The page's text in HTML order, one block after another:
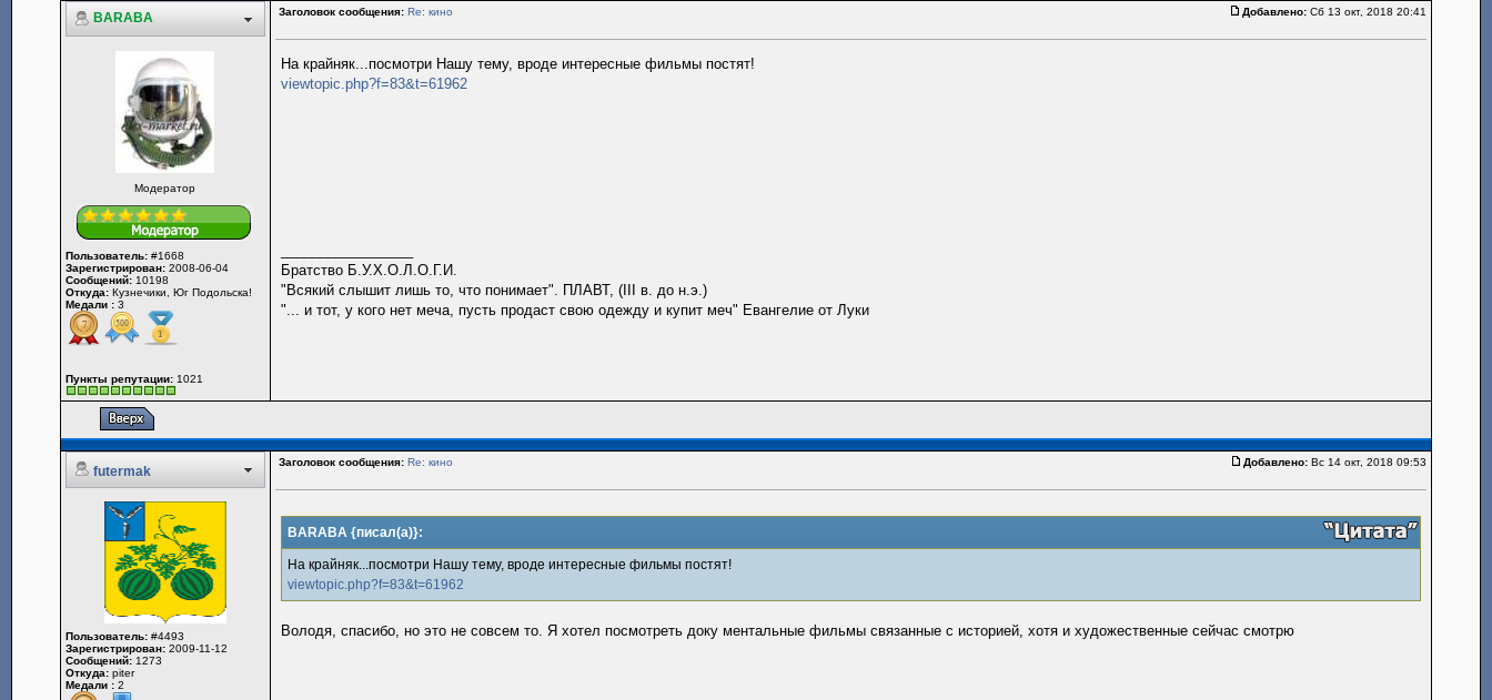
BARABA Заголовок сообщения: Re: кино Добавлено:Сб 13 окт, 2018 20:41
Модератор
Пользователь:#1668
Зарегистрирован:2008-06-04
Сообщений:10198
Откуда:Кузнечики, Юг Подольска!
Медали :3
Пункты репутации:1021
На крайняк...посмотри Нашу тему, вроде интересные фильмы постят!
viewtopic.php?f=83&t=61962
Братство Б.У.Х.О.Л.О.Г.И.
"Всякий слышит лишь то, что понимает". ПЛАВТ, (III в. до н.э.)
"... и тот, у кого нет меча, пусть продаст свою одежду и купит меч" Евангелие от Луки
futermak
Заголовок сообщения: Re: кино Добавлено:Вс 14 окт, 2018 09:53
Пользователь:#4493
Зарегистрирован:2009-11-12
Сообщений:1273
Откуда:piter
Медали :2
BARABA {писал(а)}:
На крайняк...посмотри Нашу тему, вроде интересные фильмы постят!
viewtopic.php?f=83&t=61962
Володя, спасибо, но это не совсем то. Я хотел посмотреть доку ментальные фильмы связанные с историей, хотя и художественные сейчас смотрю